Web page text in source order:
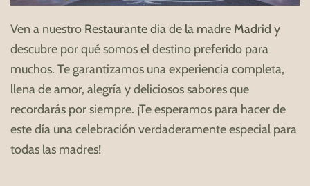
Ven a nuestro Restaurante dia de la madre Madrid y
descubre por qué somos el destino preferido para
muchos. Te garantizamos una experiencia completa,
llena de amor, alegría y deliciosos sabores que
recordarás por siempre. ¡Te esperamos para hacer de
este día una celebración verdaderamente especial para
todas las madres!